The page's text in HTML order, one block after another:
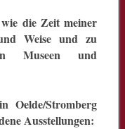
die Zeit meiner
Weise und zu
in Museen und
Oelde/Stromberg
Ausstellungen: